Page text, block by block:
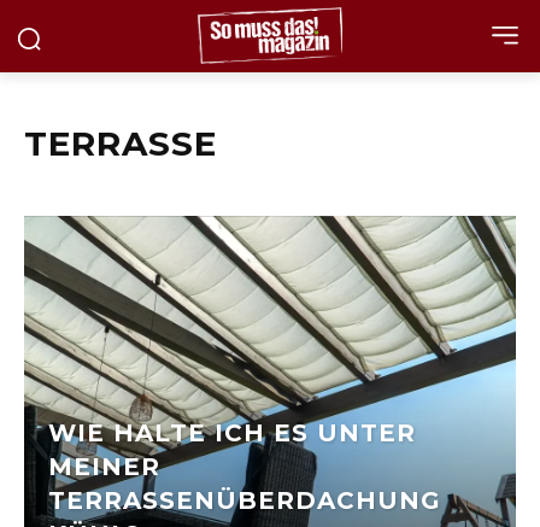
TERRASSE
WIE HALTE ICH ES UNTER
MEINER
TERRASSENÜBERDACHUNG